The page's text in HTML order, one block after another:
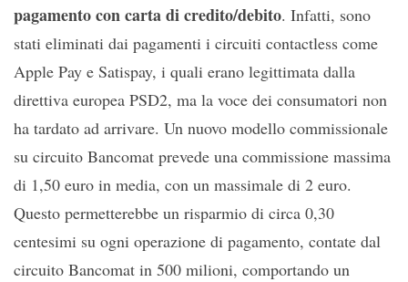
pagamento con carta di credito/debito. Infatti, sono
stati eliminati dai pagamenti i circuiti contactless come
Apple Pay e Satispay, i quali erano legittimata dalla
direttiva europea PSD2, ma la voce dei consumatori non
ha tardato ad arrivare. Un nuovo modello commissionale
su circuito Bancomat prevede una commissione massima
di 1,50 euro in media, con un massimale di 2 euro.
Questo permetterebbe un risparmio di circa 0,30
centesimi su ogni operazione di pagamento, contate dal
circuito Bancomat in 500 milioni, comportando un